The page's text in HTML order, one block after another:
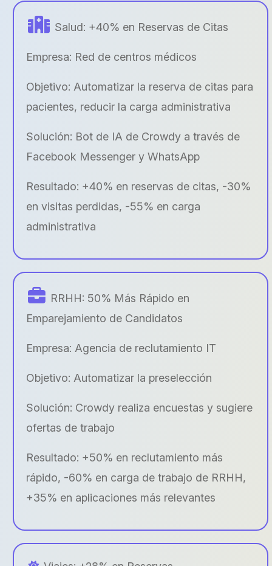
Salud: +40% en Reservas de Citas
Empresa: Red de centros médicos
Objetivo: Automatizar la reserva de citas para
pacientes, reducir la carga administrativa
Solución: Bot de IA de Crowdy a través de
Facebook Messenger y WhatsApp
Resultado: +40% en reservas de citas, -30%
en visitas perdidas, -55% en carga
administrativa
RRHH: 50% Más Rápido en
Emparejamiento de Candidatos
Empresa: Agencia de reclutamiento IT
Objetivo: Automatizar la preselección
Solución: Crowdy realiza encuestas y sugiere
ofertas de trabajo
Resultado: +50% en reclutamiento más
rápido, -60% en carga de trabajo de RRHH,
+35% en aplicaciones más relevantes